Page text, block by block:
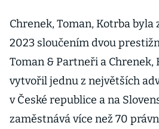
Chrenek, Toman, Kotrba byla
2023 sloučením dvou
Toman & Partneři a Chrenek,
vytvořil jednu z největších
v České republice a na
zaměstnává více než 70